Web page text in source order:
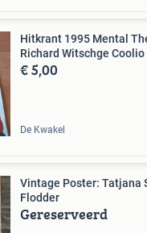
Hitkrant 1995 Mental
Richard Witschge Coolio
€ 5,00
De Kwakel
Vintage Poster: Tatjana
Flodder
Gereserveerd